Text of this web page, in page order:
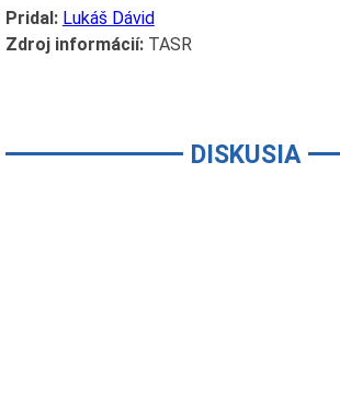
Pridal: Lukáš Dávid
Zdroj informácií:TASR
DISKUSIA